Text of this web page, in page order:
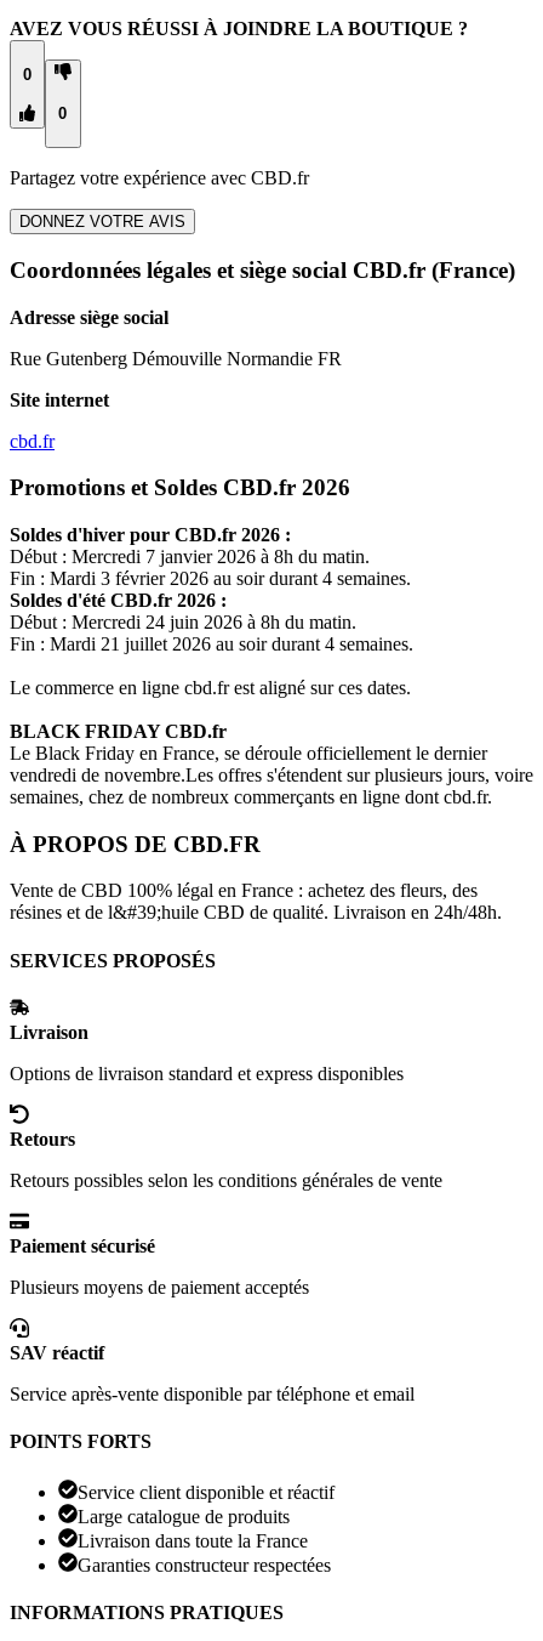
AVEZ VOUS RÉUSSI À JOINDRE LA BOUTIQUE ?
0
0
Partagez votre expérience avec CBD.fr
DONNEZ VOTRE AVIS
Coordonnées légales et siège social CBD.fr (France)
Adresse siège social
Rue Gutenberg Démouville Normandie FR
Site internet
cbd.fr
Promotions et Soldes CBD.fr 2026
Soldes d'hiver pour CBD.fr 2026 :
Début : Mercredi 7 janvier 2026 à 8h du matin.
Fin : Mardi 3 février 2026 au soir durant 4 semaines.
Soldes d'été CBD.fr 2026 :
Début : Mercredi 24 juin 2026 à 8h du matin.
Fin : Mardi 21 juillet 2026 au soir durant 4 semaines.
Le commerce en ligne cbd.frest aligné sur ces dates.
BLACK FRIDAYCBD.fr
Le Black Friday en France, se déroule officiellement le dernier
vendredi de novembre.Les offres s'étendent sur plusieurs jours, voire
semaines, chez de nombreux commerçants en ligne dont cbd.fr.
À PROPOS DE CBD.FR
Vente de CBD 100% légal en France : achetez des fleurs, des
résines et de l&#39;huile CBD de qualité. Livraison en 24h/48h.
SERVICES PROPOSÉS
Livraison
Options de livraison standard et express disponibles
Retours
Retours possibles selon les conditions générales de vente
Paiement sécurisé
Plusieurs moyens de paiement acceptés
SAV réactif
Service après-vente disponible par téléphone et email
POINTS FORTS
Service client disponible et réactif
Large catalogue de produits
Livraison dans toute la France
Garanties constructeur respectées
INFORMATIONS PRATIQUES